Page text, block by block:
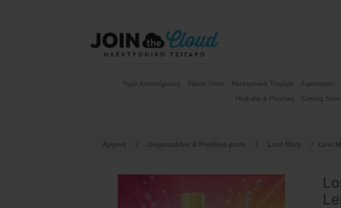
Υγρά Αναπλήρωσης Flavor Shots Ηλεκτρονικά Τσιγάρα Ατμοποιητές
Hookahs & Pouches
Coming Soon
Αρχική / Disposables & Prefilled pods / Lost Mary / Lost